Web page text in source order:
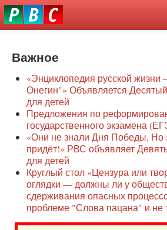
Перейти
к
О нас
Защита семей
Образование
Наше сопротивление
Регионы
Видео
Важное
«Энциклопедия русской
Онегин"» Объявляется Десятый
для детей
Предложения по
государственного экзамена
«Они не знали Дня Победы, Но
придёт!» РВС объявляет
для детей
Круглый стол «Цензура или
оглядки — должны ли у
сдерживания опасных
проблеме "Слова пацана" и не